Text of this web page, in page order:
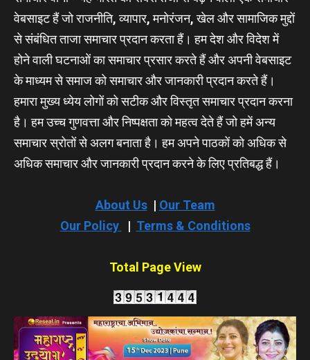
वेबसाइट हैं जो राजनीति, व्यापार, मनोरंजन, खेल और सामाजिक मुद्दों
से संबंधित ताजा समाचार प्रदान करता हैं। हम देश और विदेश में
होने वाली घटनाओं का समाचार प्रसार करते हैं और अपनी वेबसाइट
के माध्यम से समाज को समाचार और जानकारी प्रदान करते हैं।
हमारा मुख्य ध्येय लोगों को सटीक और विस्तृत समाचार प्रदान करना
है। हम उच्च गुणवत्ता और निष्पक्षता को महत्व देते हैं जो हमें अन्य
समाचार स्रोतों से अलग बनाता है। हम अपने पाठकों को अधिक से
अधिक समाचार और जानकारी प्रदान करने के लिए प्रतिबद्ध हैं।
About Us| Our Team
Our Policy
| Terms & Conditions
Total Page View